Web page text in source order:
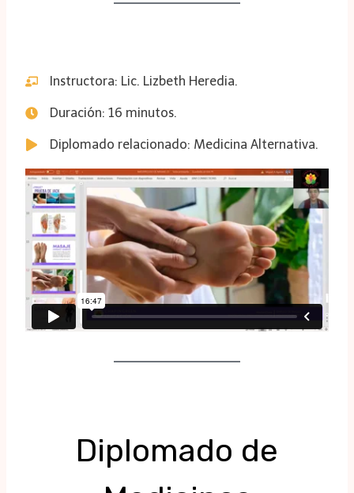
Instructora: Lic. Lizbeth Heredia.
Duración: 16 minutos.
Diplomado relacionado: Medicina Alternativa.
Diplomado de